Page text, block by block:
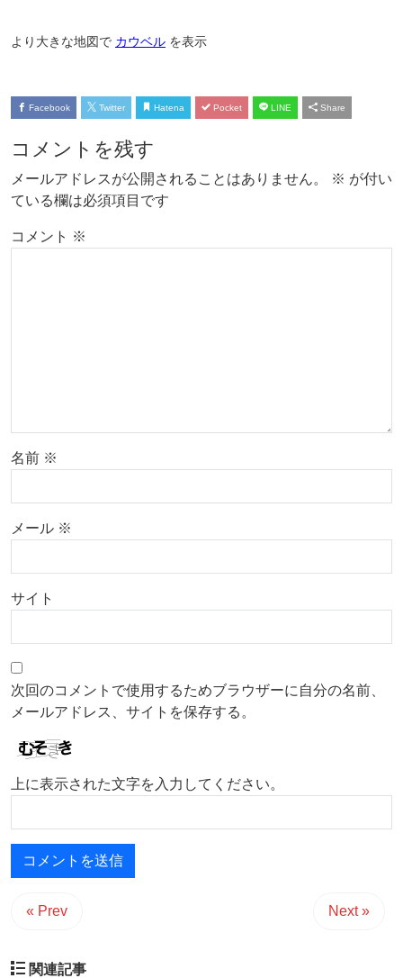
より大きな地図で カウベル を表示
Facebook Twitter Hatena Pocket LINE Share
コメントを残す
メールアドレスが公開されることはありません。 ※ が付い
ている欄は必須項目です
コメント ※
名前 ※
メール ※
サイト
次回のコメントで使用するためブラウザーに自分の名前、
メールアドレス、サイトを保存する。
上に表示された文字を入力してください。
« Prev Next »
関連記事